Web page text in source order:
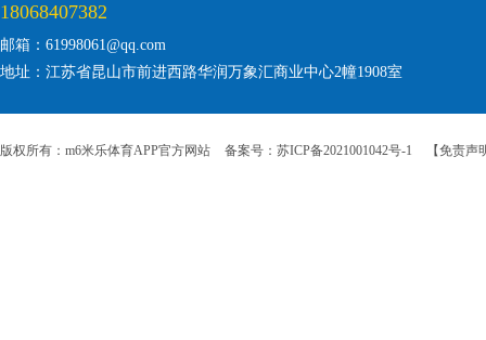
18068407382
邮箱：61998061@qq.com
地址：江苏省昆山市前进西路华润万象汇商业中心2幢1908室
版权所有：m6米乐体育APP官方网站 备案号：苏ICP备2021001042号-1 【免责声